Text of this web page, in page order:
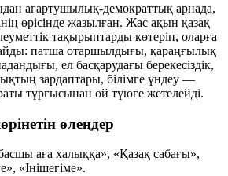
ағартушылық-демократтық арнада,
өрісінде жазылған. Жас ақын қазақ
тақырыптарды көтеріп, оларға
патша отаршылдығы, қараңғылық
ел басқарудағы берекесіздік,
зардаптары, білімге үндеу —
тұрғысынан ой түюге жетелейді.
өлеңдер
аға халыққа», «Қазақ сабағы»,
«Інішегіме».